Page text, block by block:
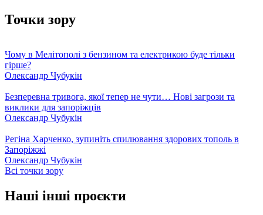
Точки зору
Чому в Мелітополі з бензином та електрикою буде тільки
гірше?
Олександр Чубукін
Безперевна тривога, якої тепер не чути… Нові загрози та
виклики для запоріжців
Олександр Чубукін
Регіна Харченко, зупиніть спилювання здорових тополь в
Запоріжжі
Олександр Чубукін
Всі точки зору
Наші інші проєкти